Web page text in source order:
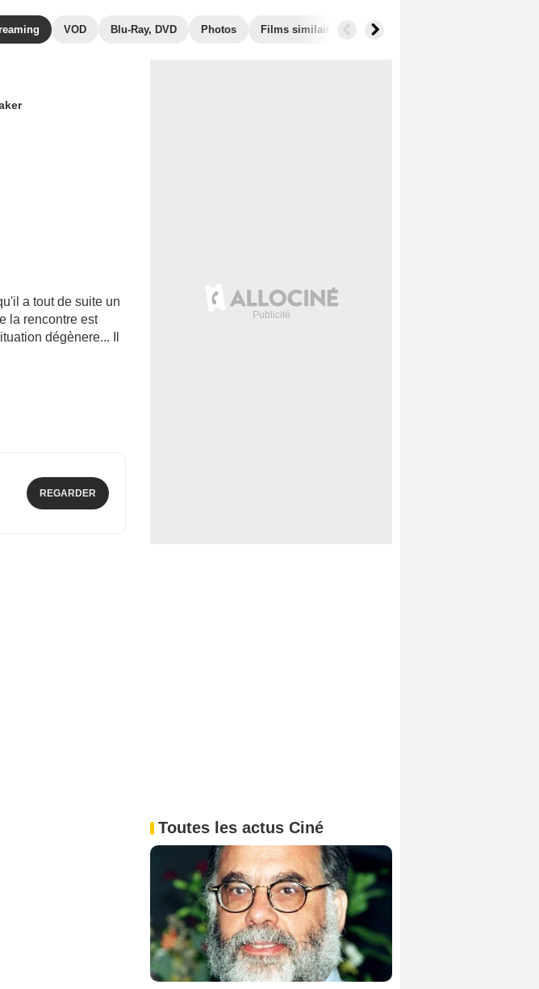
VOD Blu-Ray, DVD Photos Films similaires
a tout de suite un
la rencontre est
dégènere... Il
REGARDER
Toutes les actus Ciné